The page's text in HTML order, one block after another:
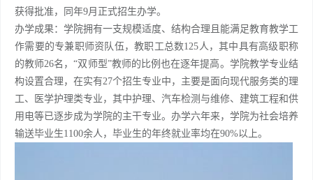
获得批准，同年9月正式招生办学。
办学成果：学院拥有一支规模适度、结构合理且能满足教育教学工
作需要的专兼职师资队伍，教职工总数125人，其中具有高级职称
的教师26名，“双师型”教师的比例也在逐年提高。学院教学专业结
构设置合理，在实有27个招生专业中，主要是面向现代服务类的理
工、医学护理类专业，其中护理、汽车检测与维修、建筑工程和供
用电等已逐步成为学院的主干专业。办学六年来，学院为社会培养
输送毕业生1100余人，毕业生的年终就业率均在90%以上。